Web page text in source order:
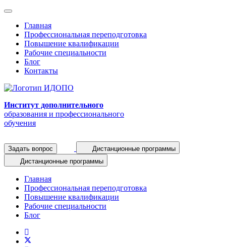
Главная
Профессиональная переподготовка
Повышение квалификации
Рабочие специальности
Блог
Контакты
Институт дополнительного
образования и профессионального
обучения
Задать вопрос
Дистанционные программы
Дистанционные программы
Главная
Профессиональная переподготовка
Повышение квалификации
Рабочие специальности
Блог